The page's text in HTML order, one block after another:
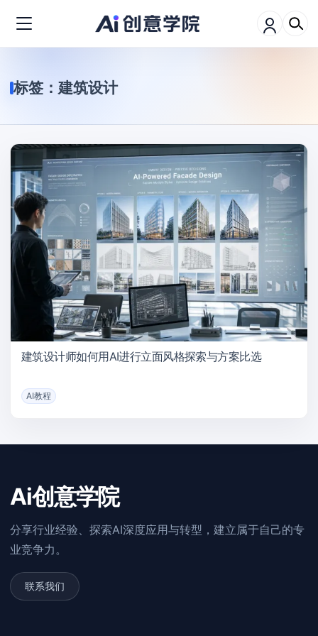
标签： 建筑设计
建筑设计师如何用AI进行立面风格探索与方案比选
AI教程
Ai创意学院
分享行业经验、探索AI深度应用与转型，建立属于自己的专
业竞争力。
联系我们